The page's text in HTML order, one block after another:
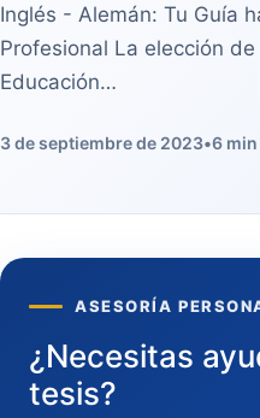
Inglés - Alemán: Tu Guía
Profesional La elección
Educación…
3 de septiembre de 2023•6
ASESORÍA
¿Necesitas
tesis?